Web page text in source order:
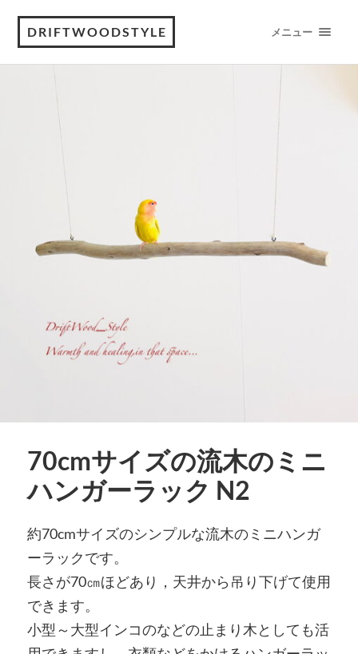
DRIFTWOODSTYLE メニュー
70cmサイズの流木のミニ
ハンガーラック N2
約70cmサイズのシンプルな流木のミニハンガ
ーラックです。
長さが70㎝ほどあり，天井から吊り下げて使用
できます。
小型～大型インコのなどの止まり木としても活